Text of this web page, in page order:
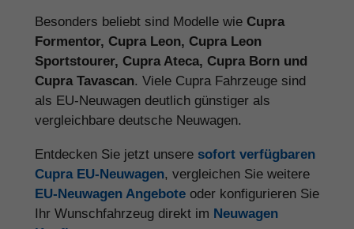
Besonders beliebt sind Modelle wie Cupra
Formentor, Cupra Leon, Cupra Leon
Sportstourer, Cupra Ateca, Cupra Born und
Cupra Tavascan. Viele Cupra Fahrzeuge sind
als EU-Neuwagen deutlich günstiger als
vergleichbare deutsche Neuwagen.
Entdecken Sie jetzt unsere sofort verfügbaren
Cupra EU-Neuwagen, vergleichen Sie weitere
EU-Neuwagen Angebote oder konfigurieren Sie
Ihr Wunschfahrzeug direkt im Neuwagen